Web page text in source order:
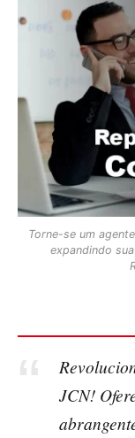
Torne-se um
expandindo
JCN!